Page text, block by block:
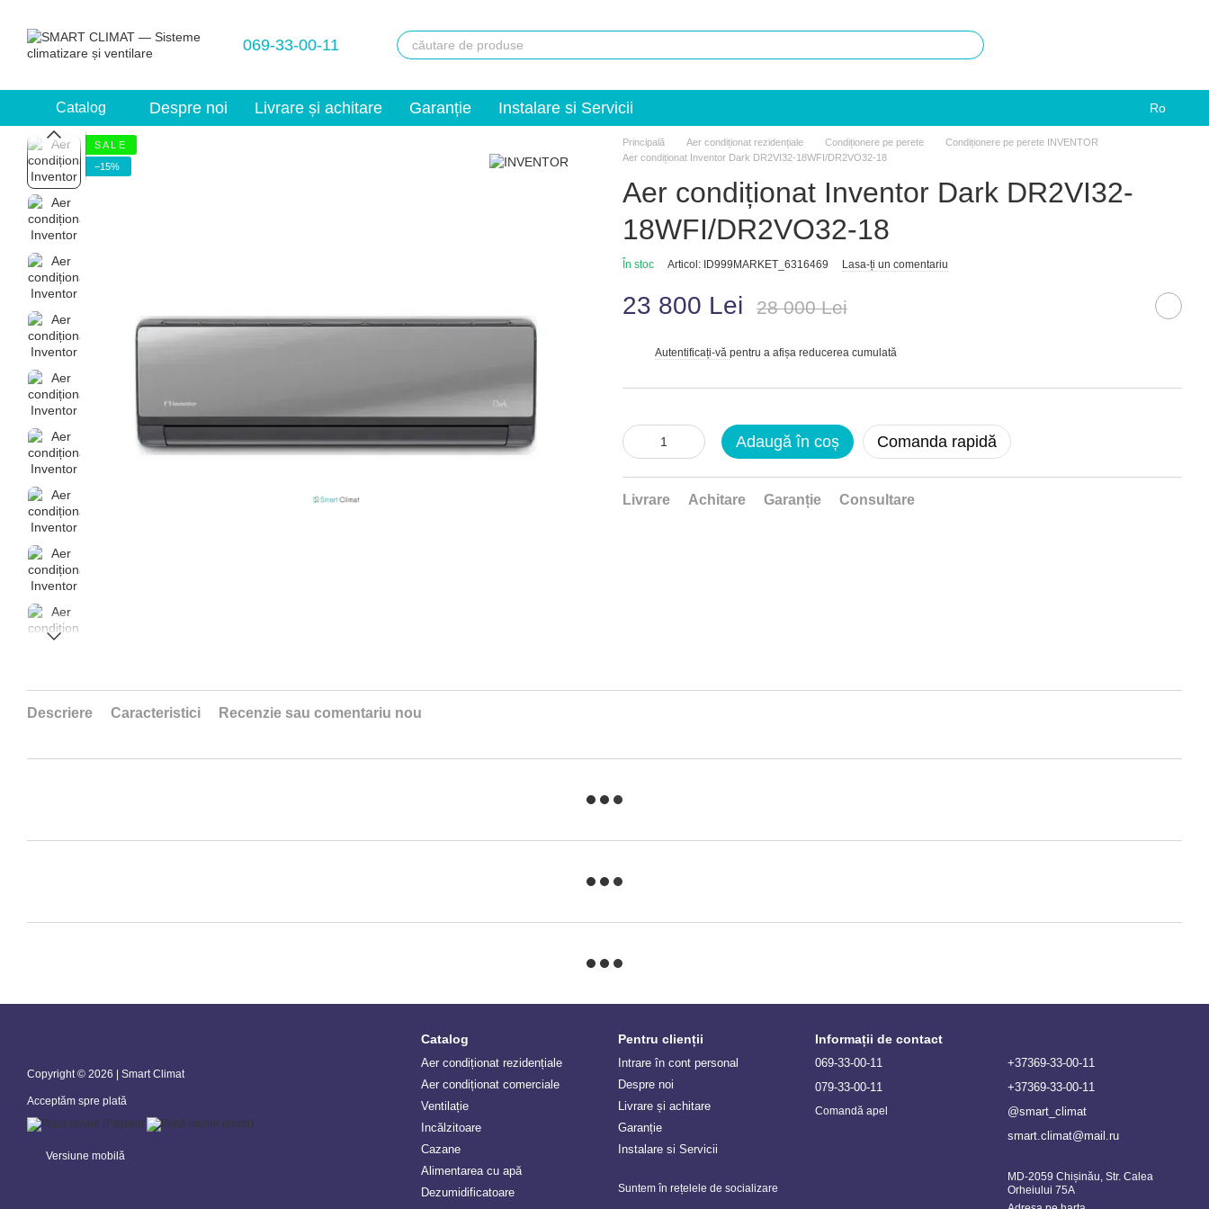
069-33-00-11
Catalog Despre noi Livrare și achitare Garanție Instalare si Servicii Ro
S A L E
−15%
Principală Aer condiționat rezidențiale Condiționere pe perete
Condiționere pe perete INVENTOR
Aer condiționat Inventor Dark DR2VI32-18WFI/DR2VO32-18
Aer condiționat Inventor Dark DR2VI32-
18WFI/DR2VO32-18
În stoc Articol: ID999MARKET_6316469 Lasa-ți un comentariu
23 800 Lei 28 000 Lei
Autentificați-vă pentru a afișa reducerea cumulată
Adaugă în coș Comanda rapidă
Livrare Achitare Garanție Consultare
Descriere Caracteristici Recenzie sau comentariu nou
Copyright © 2026 | Smart Climat
Acceptăm spre plată
Versiune mobilă
Catalog
Aer condiționat rezidențiale
Aer condiționat comerciale
Ventilație
Incălzitoare
Сazane
Alimentarea cu apă
Dezumidificatoare
Pentru clienții
Intrare în cont personal
Despre noi
Livrare și achitare
Garanție
Instalare si Servicii
Suntem în rețelele de socializare
Informații de contact
069-33-00-11
079-33-00-11
Comandă apel
+37369-33-00-11
+37369-33-00-11
@smart_climat
smart.climat@mail.ru
MD-2059 Chișinău, Str. Calea
Orheiului 75A